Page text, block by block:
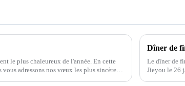
le plus chaleureux de l'année. En cette
adressons nos vœux les plus sincères
Dîner de
Le dîner de
Jieyou le 26